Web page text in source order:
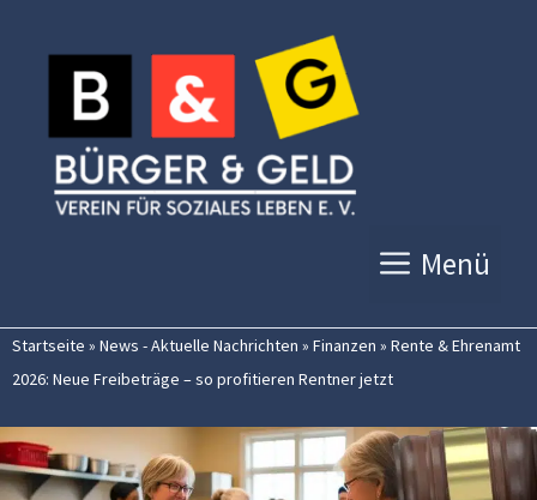
Inhalt
springen
Menü
Startseite » News - Aktuelle Nachrichten » Finanzen » Rente & Ehrenamt
2026: Neue Freibeträge – so profitieren Rentner jetzt